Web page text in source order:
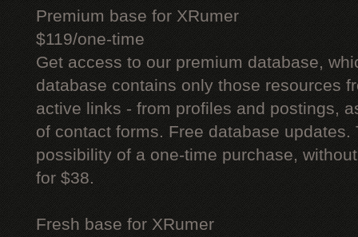
Premium base for XRumer
$119/one-time
Get access to our premium database,
database contains only those resources
active links - from profiles and postings,
of contact forms. Free database updates.
possibility of a one-time purchase,
for $38.
Fresh base for XRumer